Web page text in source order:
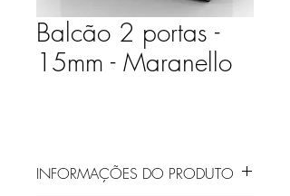
Balcão 2 portas -
15mm - Maranello
INFORMAÇÕES DO PRODUTO